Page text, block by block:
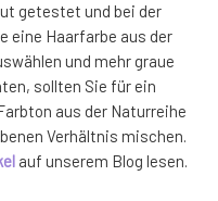
getestet und bei der
eine Haarfarbe aus der
und mehr graue
sollten Sie für ein
aus der Naturreihe
Verhältnis mischen.
auf unserem Blog lesen.